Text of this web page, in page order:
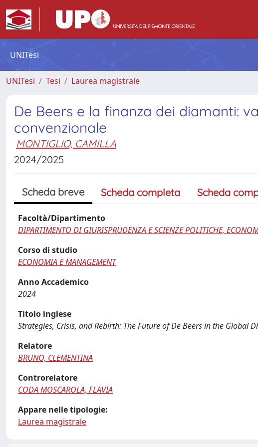
UNITesi
UNITesi Tesi Laurea magistrale
De Beers e la finanza dei diamanti:
convenzionale
MONTIGLIO, CAMILLA
2024/2025
Scheda breve Scheda completa Scheda
Facoltà/Dipartimento
DIPARTIMENTO DI GIURISPRUDENZA E SCIENZE POLITICHE,
Corso di studio
ECONOMIA E MANAGEMENT
Anno Accademico
2024
Titolo inglese
Strategies, Crisis, and Rebirth: The Future of De Beers in the Global
Relatore
BRUNO, CLEMENTINA
Controrelatore
CODA MOSCAROLA, FLAVIA
Appare nelle tipologie:
Laurea magistrale